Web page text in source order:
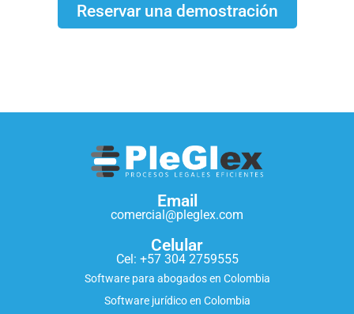
Reservar una demostración
Email
comercial@pleglex.com
Celular
Cel: +57 304 2759555
Software para abogados en Colombia
Software jurídico en Colombia